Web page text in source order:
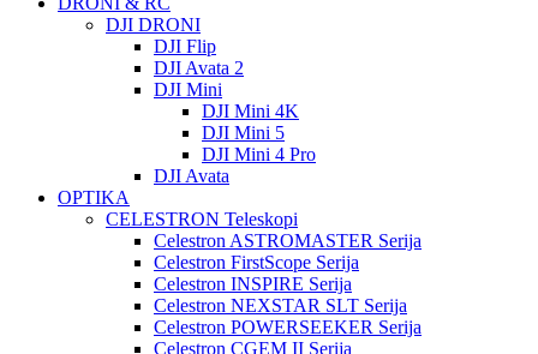
DJI DRONI
DJI Flip
DJI Avata 2
DJI Mini
DJI Mini 4K
DJI Mini 5
DJI Mini 4 Pro
DJI Avata
OPTIKA
CELESTRON Teleskopi
Celestron ASTROMASTER Serija
Celestron FirstScope Serija
Celestron INSPIRE Serija
Celestron NEXSTAR SLT Serija
Celestron POWERSEEKER Serija
Celestron CGEM II Serija